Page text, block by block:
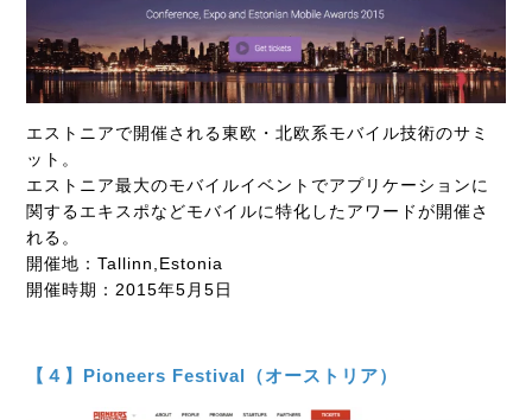
エストニアで開催される東欧・北欧系モバイル技術のサミ
ット。
エストニア最大のモバイルイベントでアプリケーションに
関するエキスポなどモバイルに特化したアワードが開催さ
れる。
開催地：Tallinn,Estonia
開催時期：2015年5月5日
【４】Pioneers Festival（オーストリア）